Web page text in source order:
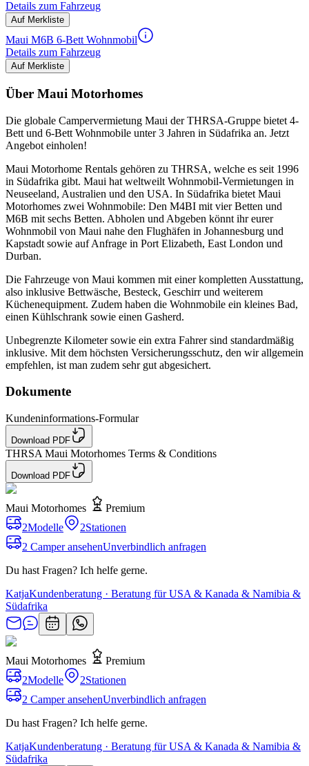
Details zum Fahrzeug
Auf Merkliste
Maui M6B 6-Bett Wohnmobil
Details zum Fahrzeug
Auf Merkliste
Über Maui Motorhomes
Die globale Campervermietung Maui der THRSA-Gruppe bietet 4-
Bett und 6-Bett Wohnmobile unter 3 Jahren in Südafrika an. Jetzt
Angebot einholen!
Maui Motorhome Rentals gehören zu THRSA, welche es seit 1996
in Südafrika gibt. Maui hat weltweilt Wohnmobil-Vermietungen in
Neuseeland, Australien und den USA. In Südafrika bietet Maui
Motorhomes zwei Wohnmobile: Den M4BI mit vier Betten und
M6B mit sechs Betten. Abholen und Abgeben könnt ihr eurer
Wohnmobil von Maui nahe den Flughäfen in Johannesburg und
Kapstadt sowie auf Anfrage in Port Elizabeth, East London und
Durban.
Die Fahrzeuge von Maui kommen mit einer kompletten Ausstattung,
also inklusive Bettwäsche, Besteck, Geschirr und weiterem
Küchenequipment. Zudem haben die Wohnmobile ein kleines Bad,
einen Kühlschrank sowie einen Gasherd.
Unbegrenzte Kilometer sowie ein extra Fahrer sind standardmäßig
inklusive. Mit dem höchsten Versicherungsschutz, den wir allgemein
empfehlen, ist man zudem sehr gut abgesichert.
Dokumente
Kundeninformations-Formular
Download PDF
THRSA Maui Motorhomes Terms & Conditions
Download PDF
Maui Motorhomes
Premium
2Modelle 2Stationen
2 Camper ansehenUnverbindlich anfragen
Du hast Fragen? Ich helfe gerne.
KatjaKundenberatung · Beratung für USA & Kanada & Namibia &
Südafrika
Maui Motorhomes
Premium
2Modelle 2Stationen
2 Camper ansehenUnverbindlich anfragen
Du hast Fragen? Ich helfe gerne.
KatjaKundenberatung · Beratung für USA & Kanada & Namibia &
Südafrika